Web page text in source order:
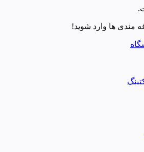
مندی ها وارد شوید!